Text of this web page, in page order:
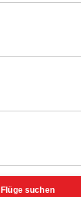
Flüge suchen